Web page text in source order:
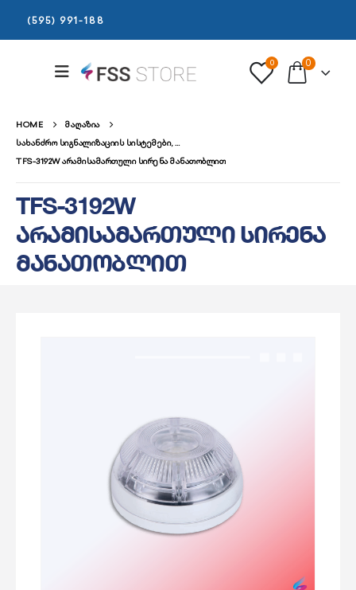
(595) 991-188
0 0
HOME
ᲛᲐᲦᲐᲖᲘᲐ
ᲡᲐᲮᲐᲜᲫᲠᲝ ᲡᲘᲒᲜᲐᲚᲘᲖᲐᲪᲘᲘᲡ ᲡᲘᲡᲢᲔᲛᲔᲑᲘ,
ᲐᲠᲐᲛᲘᲡᲐᲛᲐᲠᲗᲣᲚᲘ ᲡᲘᲠᲔᲜᲐ, ᲛᲐᲜᲐᲗᲝᲑᲔᲚᲘ ᲓᲐ ᲦᲘᲚᲐᲙᲔᲑᲘ
TFS-3192W ᲐᲠᲐᲛᲘᲡᲐᲛᲐᲠᲗᲣᲚᲘ ᲡᲘᲠᲔᲜᲐ ᲛᲐᲜᲐᲗᲝᲑᲚᲘᲗ
TFS-3192W
არამისამართული სირენა
მანათობლით